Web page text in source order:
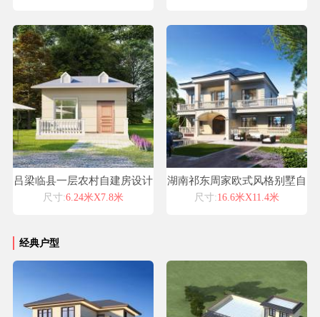
吕梁临县一层农村自建房设计
图纸中式仿古自建房屋设计图
尺寸:6.24米X7.8米
湖南祁东周家欧式风格别墅自
建房设计图纸喜天下建筑设计
尺寸:16.6米X11.4米
经典户型